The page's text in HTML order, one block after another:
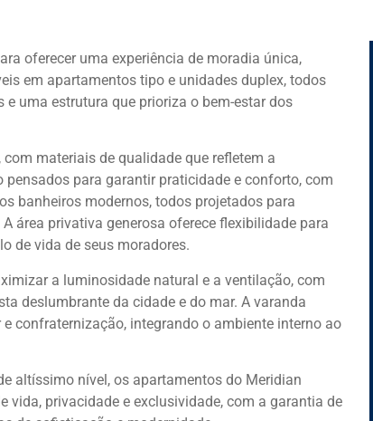
oferecer uma experiência de moradia única,
em apartamentos tipo e unidades duplex, todos
uma estrutura que prioriza o bem-estar dos
materiais de qualidade que refletem a
para garantir praticidade e conforto, com
banheiros modernos, todos projetados para
área privativa generosa oferece flexibilidade para
de vida de seus moradores.
a luminosidade natural e a ventilação, com
deslumbrante da cidade e do mar. A varanda
confraternização, integrando o ambiente interno ao
altíssimo nível, os apartamentos do Meridian
vida, privacidade e exclusividade, com a garantia de